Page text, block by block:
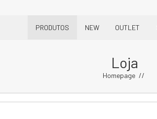
PRODUTOS NEW OUTLET
Loja
Homepage